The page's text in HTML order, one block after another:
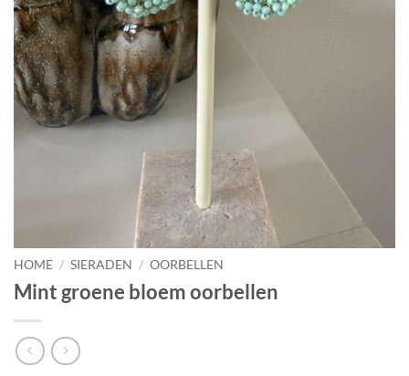
HOME / SIERADEN / OORBELLEN
Mint groene bloem oorbellen